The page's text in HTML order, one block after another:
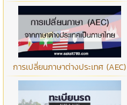
การเปลี่ยนภาษาต่างประเทศ (AEC)